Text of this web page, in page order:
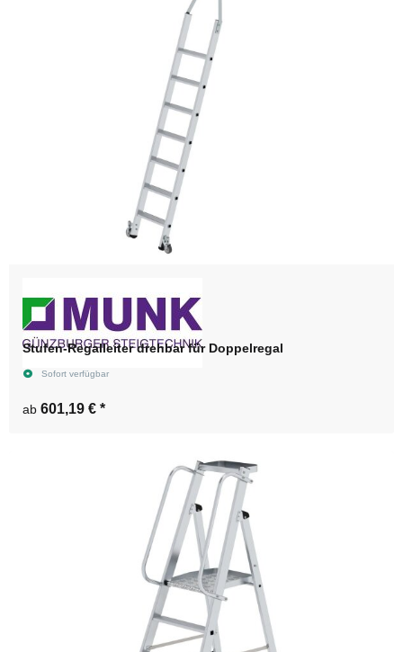
Stufen-Regalleiter drehbar für Doppelregal
Sofort verfügbar
ab 601,19 € *